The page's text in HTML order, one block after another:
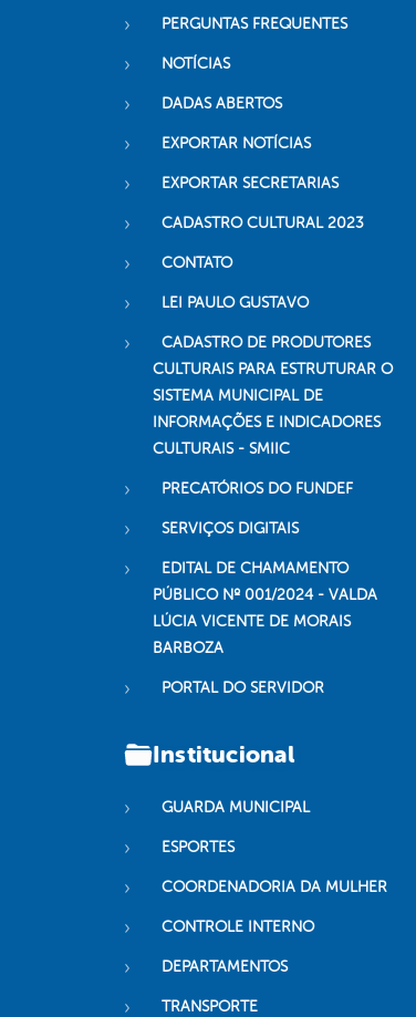
PERGUNTAS FREQUENTES
NOTÍCIAS
DADAS ABERTOS
EXPORTAR NOTÍCIAS
EXPORTAR SECRETARIAS
CADASTRO CULTURAL 2023
CONTATO
LEI PAULO GUSTAVO
CADASTRO DE PRODUTORES
CULTURAIS PARA ESTRUTURAR O
SISTEMA MUNICIPAL DE
INFORMAÇÕES E INDICADORES
CULTURAIS - SMIIC
PRECATÓRIOS DO FUNDEF
SERVIÇOS DIGITAIS
EDITAL DE CHAMAMENTO
PÚBLICO Nº 001/2024 - VALDA
LÚCIA VICENTE DE MORAIS
BARBOZA
PORTAL DO SERVIDOR
Institucional
GUARDA MUNICIPAL
ESPORTES
COORDENADORIA DA MULHER
CONTROLE INTERNO
DEPARTAMENTOS
TRANSPORTE